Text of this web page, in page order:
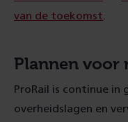
van de toekomst
Plannen voor
ProRail is continue in
overheidslagen en